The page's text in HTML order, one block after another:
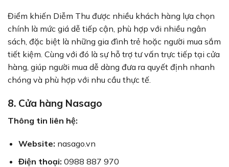
Điểm khiến Diễm Thu được nhiều khách hàng lựa chọn
chính là mức giá dễ tiếp cận, phù hợp với nhiều ngân
sách, đặc biệt là những gia đình trẻ hoặc người mua sắm
tiết kiệm. Cùng với đó là sự hỗ trợ tư vấn trực tiếp tại cửa
hàng, giúp người mua dễ dàng đưa ra quyết định nhanh
chóng và phù hợp với nhu cầu thực tế.
8. Cửa hàng Nasago
Thông tin liên hệ:
Website: nasago.vn
Điện thoại: 0988 887 970